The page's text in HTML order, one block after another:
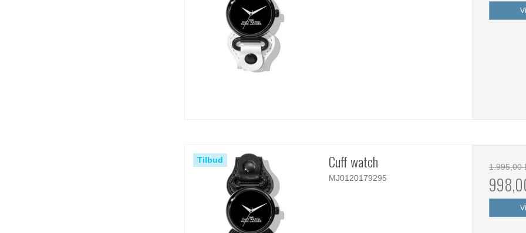
Tilbud Cuff watch
MJ0120179295
1.995,00